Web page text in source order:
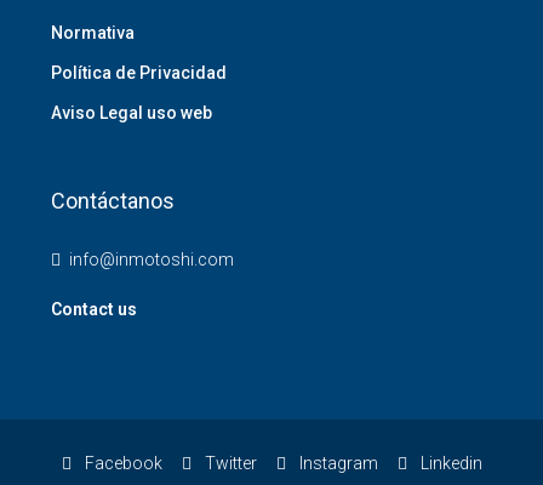
Normativa
Política de Privacidad
Aviso Legal uso web
Contáctanos
info@inmotoshi.com
Contact us
Facebook Twitter Instagram Linkedin